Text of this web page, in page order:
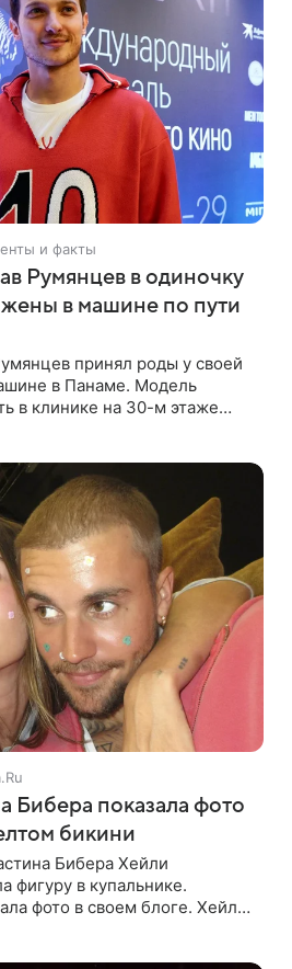
и факты
Румянцев в одиночку
в машине по пути
принял роды у своей
в Панаме. Модель
в клинике на 30-м этаже
Бибера показала фото
бикини
Бибера Хейли
фигуру в купальнике.
фото в своем блоге. Хейли